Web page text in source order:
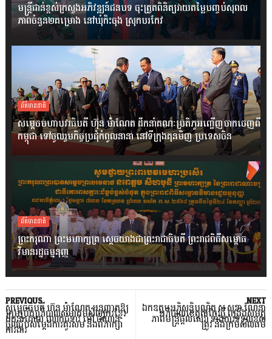
មន្ត្រីជាន់ខ្ពស់ក្រសួងអភិវឌ្ឍន៍ជនបទ ចុះត្រួតពិនិត្យវាយតម្លៃបញ្ចប់សុពល
ភាពចំនួន២គម្រោង នៅឃុំកិះចុង ស្រុកបរកែវ
ព័ត៌មានជាតិ
សម្តេចមហាបវរធិបតី ហ៊ុន ម៉ាណែត ដឹកនាំគណៈប្រតិភូអញ្ជើញចាកចេញពី
កម្ពុជា ទៅចូលរួមកិច្ចប្រជុំកំពូលនានា នៅទីក្រុងគុនមិញ ប្រទេសចិន
ព័ត៌មានជាតិ
ព្រះករុណា ព្រះមហាក្សត្រ ស្តេចយាងជាព្រះរាជាធិបតី ព្រះរាជពិធីសម្ពោធ
វិមានរដ្ឋធម្មនុញ្ញ
NEXT
ឯកឧត្តមអភិសន្តិបណ្ឌិត ស សុខា ណែនាំ
អភិបាលខេត្តតាកែវថ្មី ពង្រឹងសមត្ថ
ភាពមន្រ្តីផ្តល់សេវា ទាំងការទទួលខុស
ត្រូវ និងក្រមសីលធម៌
PREVIOUS
សម្តេចធិបតី ហ៊ុន ម៉ាណែត អនុញ្ញាតឱ្យ
ក្រុមប្រឹក្សាភិបាលសមាគមសិល្បករខ្មែរ
ដឹកនាំដោយ លោកជំទាវ ម៉ៅ ចំណាន
ចូលជួបសម្ដែងការគួរសម និងពិភាក្សា
ការងារ